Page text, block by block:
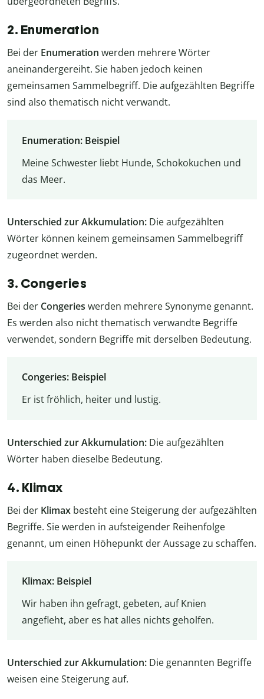
2. Enumeration
Bei der Enumeration werden mehrere Wörter
aneinandergereiht. Sie haben jedoch keinen
gemeinsamen Sammelbegriff. Die aufgezählten Begriffe
sind also thematisch nicht verwandt.
Enumeration: Beispiel
Meine Schwester liebt Hunde, Schokokuchen und
das Meer.
Unterschied zur Akkumulation: Die aufgezählten
Wörter können keinem gemeinsamen Sammelbegriff
zugeordnet werden.
3. Congeries
Bei der Congeries werden mehrere Synonyme genannt.
Es werden also nicht thematisch verwandte Begriffe
verwendet, sondern Begriffe mit derselben Bedeutung.
Congeries: Beispiel
Er ist fröhlich, heiter und lustig.
Unterschied zur Akkumulation: Die aufgezählten
Wörter haben dieselbe Bedeutung.
4. Klimax
Bei der Klimax besteht eine Steigerung der aufgezählten
Begriffe. Sie werden in aufsteigender Reihenfolge
genannt, um einen Höhepunkt der Aussage zu schaffen.
Klimax: Beispiel
Wir haben ihn gefragt, gebeten, auf Knien
angefleht, aber es hat alles nichts geholfen.
Unterschied zur Akkumulation: Die genannten Begriffe
weisen eine Steigerung auf.